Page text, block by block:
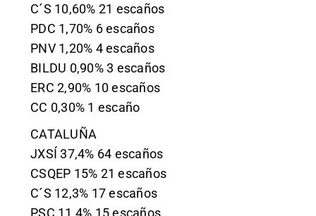
C´S 10,60% 21 escaños
PDC 1,70% 6 escaños
PNV 1,20% 4 escaños
BILDU 0,90% 3 escaños
ERC 2,90% 10 escaños
CC 0,30% 1 escaño
CATALUÑA
JXSÍ 37,4% 64 escaños
CSQEP 15% 21 escaños
C´S 12,3% 17 escaños
PSC 11,4% 15 escaños